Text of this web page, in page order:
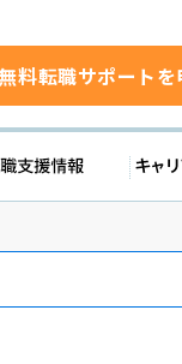
料転職サポート
例 転職支